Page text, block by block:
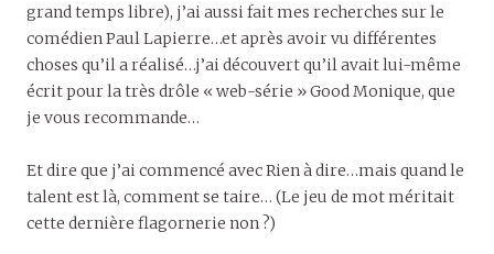
grand temps libre), j’ai aussi fait mes recherches sur le
comédien Paul Lapierre…et après avoir vu différentes
choses qu’il a réalisé…j’ai découvert qu’il avait lui-même
écrit pour la très drôle « web-série » Good Monique, que
je vous recommande…
Et dire que j’ai commencé avec Rien à dire…mais quand le
talent est là, comment se taire… (Le jeu de mot méritait
cette dernière flagornerie non ?)